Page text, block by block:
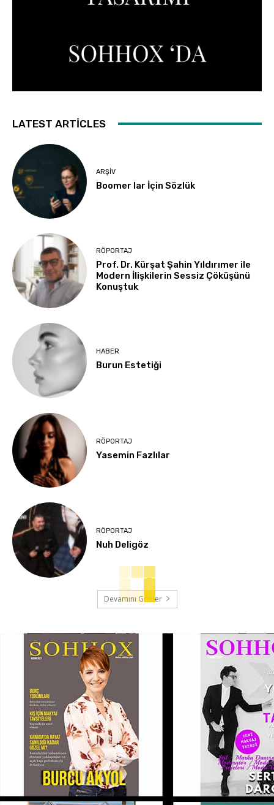
LATEST ARTICLES
ARŞIV
Boomer lar İçin Sözlük
RÖPORTAJ
Prof. Dr. Kürşat Şahin Yıldırımer ile
Modern İlişkilerin Sessiz Çöküşünü
Konuştuk
HABER
Burun Estetiği
RÖPORTAJ
Yasemin Fazlılar
RÖPORTAJ
Nuh Deligöz
Devamını Göster